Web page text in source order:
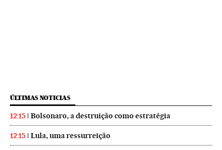
ÚLTIMAS NOTICIAS
12:15 Bolsonaro, a destruição como estratégia
12:15 Lula, uma ressurreição